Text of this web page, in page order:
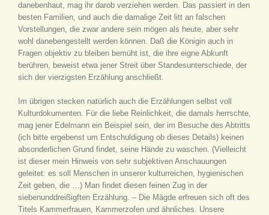
danebenhaut, mag ihr darob verziehen werden. Das passiert in den
besten Familien, und auch die damalige Zeit litt an falschen
Vorstellungen, die zwar andere sein mögen als heute, aber sehr
wohl danebengestellt werden können. Daß die Königin auch in
Fragen objektiv zu bleiben bemüht ist, die ihre eigne Abkunft
berühren, beweist etwa jener Streit über Standesunterschiede, der
sich der vierzigsten Erzählung anschließt.
Im übrigen stecken natürlich auch die Erzählungen selbst voll
Kulturdokumenten. Für die liebe Reinlichkeit, die damals herrschte,
mag jener Edelmann ein Beispiel sein, der im Besuche des Abtritts
(ich bitte ergebenst um Entschuldigung ob dieses Details) keinen
absonderlichen Grund findet, seine Hände zu waschen. (Vielleicht
ist dieser mein Hinweis von sehr subjektiven Anschauungen
geleitet: es soll Menschen in unserer kulturreichen, hygienischen
Zeit geben, die …) Man findet diesen feinen Zug in der
siebenunddreißigften Erzählung. – Die Mägde erfreuen sich oft des
Titels Kammerfrauen, Kammerzofen und ähnliches. Unsere